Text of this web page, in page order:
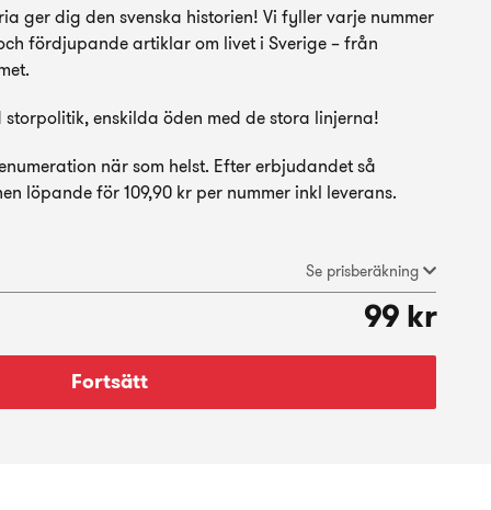
Se prisberäkning
99 kr
Fortsätt
ger dig den svenska historien! Vi fyller varje nummer
fördjupande artiklar om livet i Sverige – från
enskilda öden med de stora linjerna!
när som helst. Efter erbjudandet så
löpande för 109,90 kr per nummer inkl leverans.